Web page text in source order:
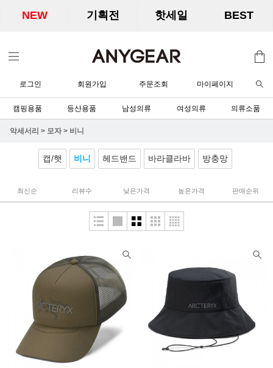
NEW 기획전 핫세일 BEST
로그인 회원가입 주문조회 마이페이지
캠핑용품 등산용품 남성의류 여성의류 의류소품
악세서리 > 모자> 비니
캡/햇 비니 헤드밴드 바라클라바 방충망
최신순 리뷰수 낮은가격 높은가격 판매순위